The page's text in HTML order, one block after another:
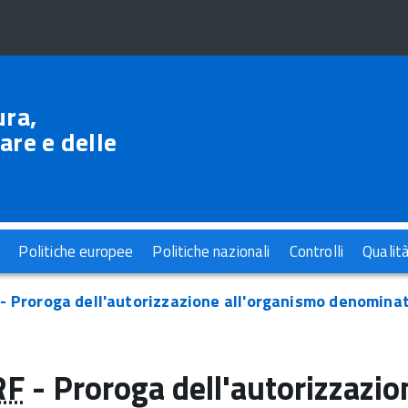
e delle
Politiche europee Politiche nazionali Controlli
- Proroga dell'autorizzazione all'organismo
- Proroga